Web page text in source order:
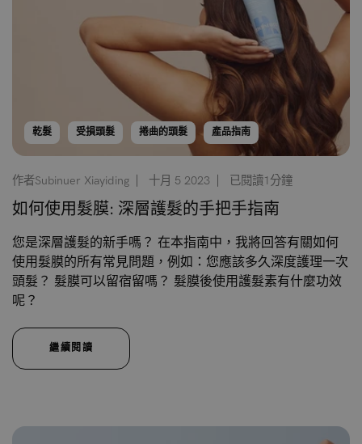
乾髮 受損頭髮 捲曲的頭髮 產品指南
作者Subinuer Xiayiding 十月 5 2023 已閱讀1分鐘
如何使用髮膜: 深層護髮的手把手指南
您是深層護髮的新手嗎？ 在本指南中，我將回答有關如何
使用髮膜的所有常見問題，例如：您應該多久深度護理一次
頭髮？ 髮膜可以留宿留嗎？ 髮膜後使用護髮素有什麼功效
呢？
繼續閱讀